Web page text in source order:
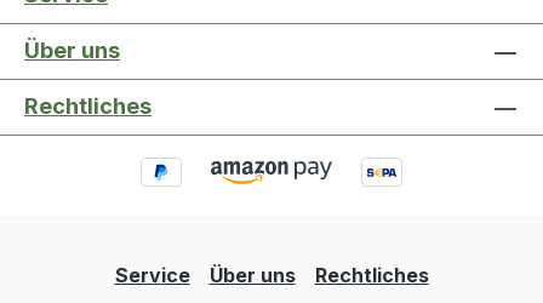
Über uns
Rechtliches
Service Über uns Rechtliches